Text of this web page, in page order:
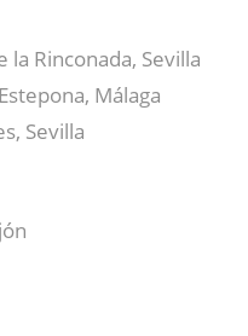
la Rinconada, Sevilla
Málaga
Sevilla